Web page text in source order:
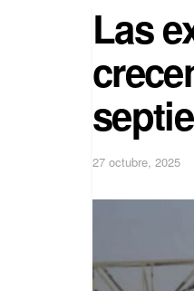
Las
27 octubre, 2025